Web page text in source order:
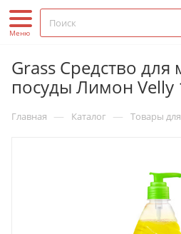
Grass Средство для
посуды Лимон Velly
Главная — Каталог — Товары